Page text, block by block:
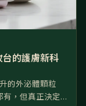
的護膚新科
的外泌體顆粒
，但真正決定